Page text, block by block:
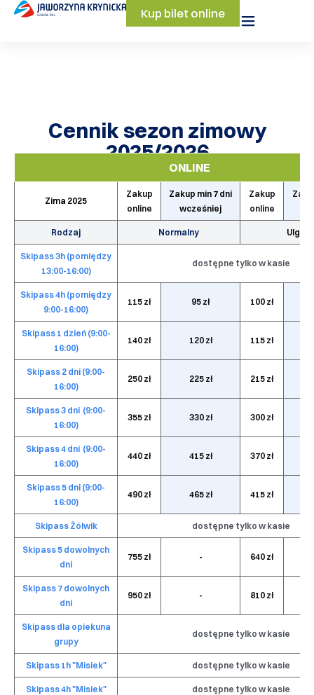
Kup bilet online
Cennik sezon zimowy
2025/2026
SEZON NISKI
od 9.03.2026 r.
ONLINE
Zima 2025
Zakup
online
Zakup min 7 dni
wcześniej
Zakup
online
Rodzaj Normalny
Skipass 3h (pomiędzy
13:00-16:00)
dostępne tylko w kasie
Skipass 4h (pomiędzy
9:00-16:00)
115 zł 95 zł 100 zł
Skipass 1 dzień (9:00-
16:00)
140 zł 120 zł 115 zł
Skipass 2 dni (9:00-
16:00)
250 zł 225 zł 215 zł
Skipass 3 dni (9:00-
16:00)
355 zł 330 zł 300 zł
Skipass 4 dni (9:00-
16:00)
440 zł 415 zł 370 zł
Skipass 5 dni (9:00-
16:00)
490 zł 465 zł 415 zł
Skipass Żółwik dostępne tylko w kasie
Skipass 5 dowolnych
dni
755 zł - 640 zł
Skipass 7 dowolnych
dni
950 zł - 810 zł
Skipass dla opiekuna
grupy
dostępne tylko w kasie
Skipass 1h "Misiek" dostępne tylko w kasie
Skipass 4h "Misiek" dostępne tylko w kasie